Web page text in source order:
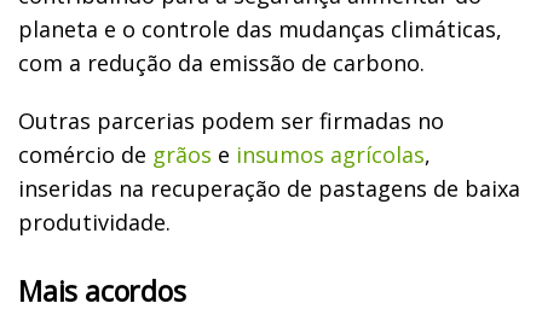
planeta e o controle das mudanças climáticas,
com a redução da emissão de carbono.
Outras parcerias podem ser firmadas no
comércio de grãos e insumos agrícolas,
inseridas na recuperação de pastagens de baixa
produtividade.
Mais acordos